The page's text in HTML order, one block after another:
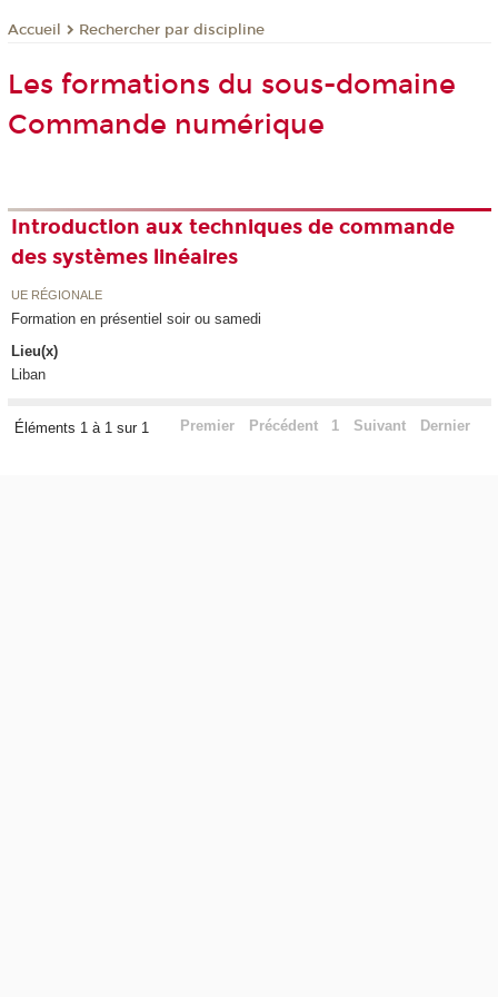
Accueil Rechercher par discipline
Les formations du sous-domaine
Commande numérique
Introduction aux techniques de commande
des systèmes linéaires
UE RÉGIONALE
Formation en présentiel soir ou samedi
Lieu(x)
Liban
Éléments 1 à 1 sur 1 Premier Précédent 1 Suivant Dernier